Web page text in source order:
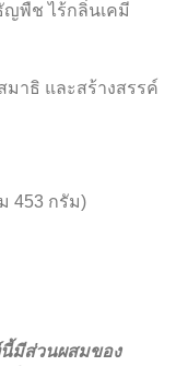
ญพืช ไร้กลิ่นเคมี
มาธิ และสร้างสรรค์
453 กรัม)
มีส่วนผสมของ